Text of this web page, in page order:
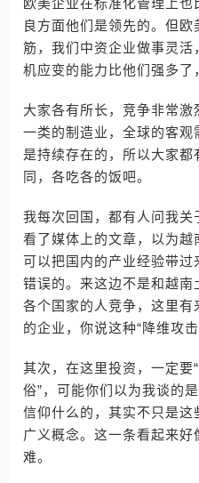
欧美企业在标准化管理上
良方面他们是领先的。但
筋，我们中资企业做事灵
机应变的能力比他们强多了
大家各有所长，竞争非常
一类的制造业，全球的客观
是持续存在的，所以大家
同，各吃各的饭吧。
我每次回国，都有人问我关
看了媒体上的文章，以为
可以把国内的产业经验带过
错误的。来这边不是和越
各个国家的人竞争，这里
的企业，你说这种“降维攻
其次，在这里投资，一定要
俗”，可能你们以为我谈的
信仰什么的，其实不只是这
广义概念。这一条看起来
难。